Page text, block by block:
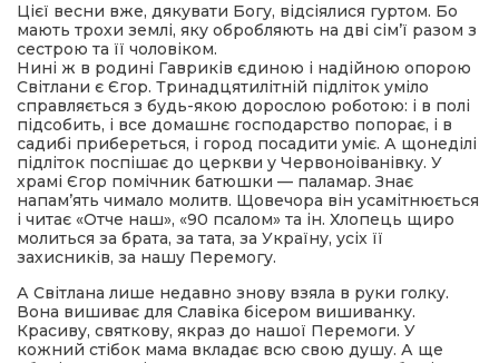
Цієї весни вже, дякувати Богу, відсіялися гуртом. Бо
мають трохи землі, яку обробляють на дві сім’ї разом з
сестрою та її чоловіком.
Нині ж в родині Гавриків єдиною і надійною опорою
Світлани є Єгор. Тринадцятилітній підліток уміло
справляється з будь-якою дорослою роботою: і в полі
підсобить, і все домашнє господарство попорає, і в
садибі прибереться, і город посадити уміє. А щонеділі
підліток поспішає до церкви у Червоноіванівку. У
храмі Єгор помічник батюшки — паламар. Знає
напам’ять чимало молитв. Щовечора він усамітнюється
і читає «Отче наш», «90 псалом» та ін. Хлопець щиро
молиться за брата, за тата, за Україну, усіх її
захисників, за нашу Перемогу.
А Світлана лише недавно знову взяла в руки голку.
Вона вишиває для Славіка бісером вишиванку.
Красиву, святкову, якраз до нашої Перемоги. У
кожний стібок мама вкладає всю свою душу. А ще